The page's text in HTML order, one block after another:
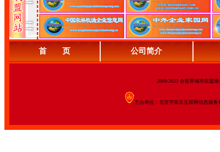
首 页 公司简介
2009-2023 全世界城市联盟
主办单位：北京宇宙天互联网信息服